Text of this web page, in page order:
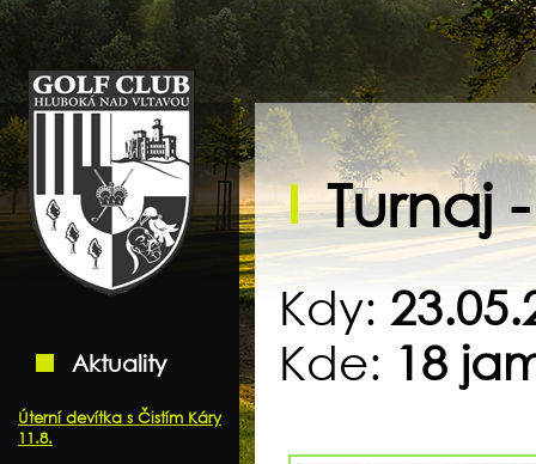
Golf klub Hluboká
nad Vltavou
Aktuality
Úterní devítka s Čistím Káry
11.8.
Turnaj
Kdy:
Kde: 18